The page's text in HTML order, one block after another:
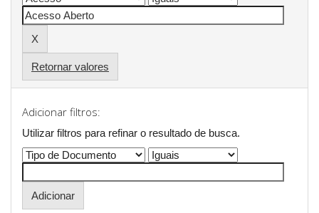
Retornar valores
Adicionar filtros:
Utilizar filtros para refinar o resultado de busca.